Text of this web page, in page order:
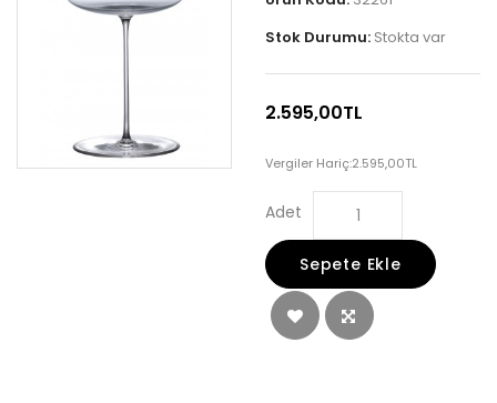
Stok Durumu: Stokta var
2.595,00TL
Vergiler Hariç:2.595,00TL
Adet
Sepete Ekle